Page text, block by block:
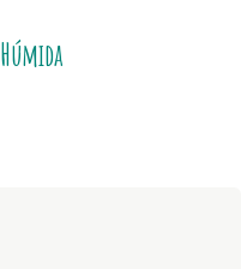
Húmida